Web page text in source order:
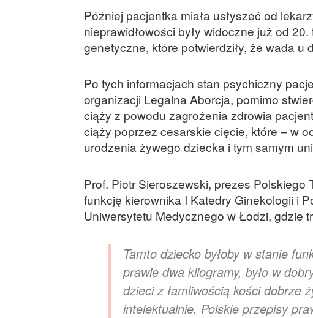
Później pacjentka miała usłyszeć od
nieprawidłowości były widoczne już od
genetyczne, które potwierdziły, że wada u
Po tych informacjach stan psychiczny
organizacji Legalna Aborcja, pomimo
ciąży z powodu zagrożenia zdrowia
ciąży poprzez cesarskie cięcie, które – w
urodzenia żywego dziecka i tym samym
Prof. Piotr Sieroszewski, prezes Polskiego
funkcję kierownika I Katedry Ginekologii i
Uniwersytetu Medycznego w Łodzi, gdzie
Tamto dziecko byłoby w stanie
prawie dwa kilogramy, było w
dzieci z łamliwością kości dobrze
intelektualnie. Polskie przepisy